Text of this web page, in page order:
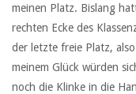
meinen Platz. Bislang
rechten Ecke des
der letzte freie Platz,
meinem Glück würden
noch die Klinke in die